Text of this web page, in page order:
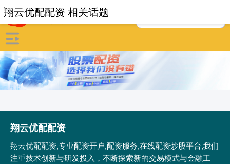
翔云优配配资
翔云优配配资,专业配资开户,配资服务,在线配资炒股平台,我们
注重技术创新与研发投入，不断探索新的交易模式与金融工
翔云优配配资 相关话题